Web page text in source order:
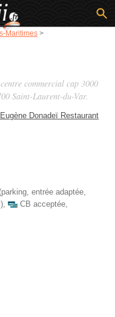
Maritimes >
centre commercial cap 3000
Saint-Laurent-du-Var.
Donadeï Restaurant
entrée adaptée,
, CB acceptée,